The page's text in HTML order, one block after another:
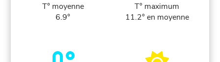
T° moyenne
6.9°
T° maximum
11.2° en moyenne